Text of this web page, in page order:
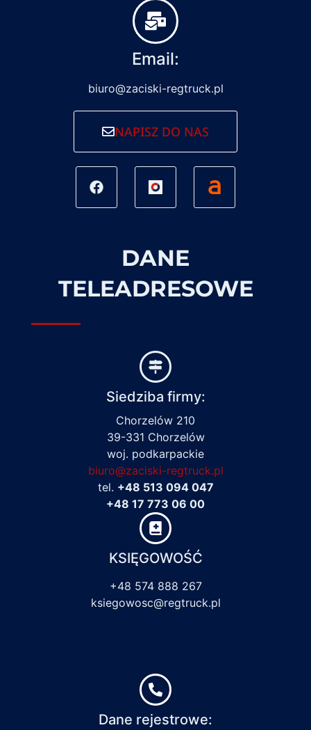
Email:
biuro@zaciski-regtruck.pl
NAPISZ DO NAS
DANE
TELEADRESOWE
Siedziba firmy:
Chorzelów 210
39-331 Chorzelów
woj. podkarpackie
biuro@zaciski-regtruck.pl
tel. +48 513 094 047
+48 17 773 06 00
KSIĘGOWOŚĆ
+48 574 888 267
ksiegowosc@regtruck.pl
Dane rejestrowe: